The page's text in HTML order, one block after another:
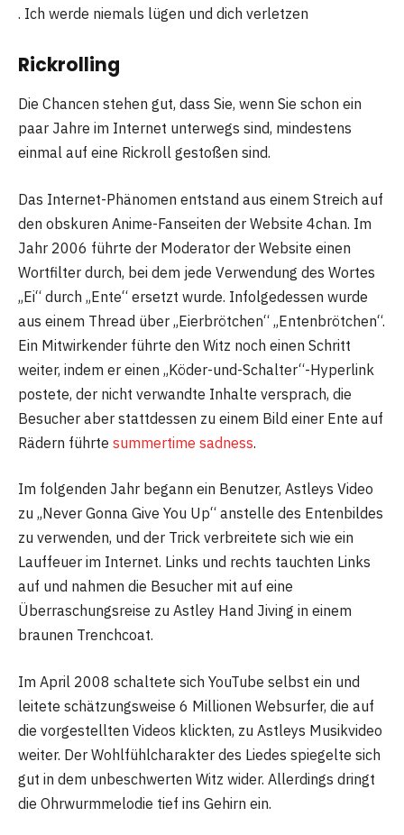
. Ich werde niemals lügen und dich verletzen
Rickrolling
Die Chancen stehen gut, dass Sie, wenn Sie schon ein
paar Jahre im Internet unterwegs sind, mindestens
einmal auf eine Rickroll gestoßen sind.
Das Internet-Phänomen entstand aus einem Streich auf
den obskuren Anime-Fanseiten der Website 4chan. Im
Jahr 2006 führte der Moderator der Website einen
Wortfilter durch, bei dem jede Verwendung des Wortes
„Ei“ durch „Ente“ ersetzt wurde. Infolgedessen wurde
aus einem Thread über „Eierbrötchen“ „Entenbrötchen“.
Ein Mitwirkender führte den Witz noch einen Schritt
weiter, indem er einen „Köder-und-Schalter“-Hyperlink
postete, der nicht verwandte Inhalte versprach, die
Besucher aber stattdessen zu einem Bild einer Ente auf
Rädern führte summertime sadness.
Im folgenden Jahr begann ein Benutzer, Astleys Video
zu „Never Gonna Give You Up“ anstelle des Entenbildes
zu verwenden, und der Trick verbreitete sich wie ein
Lauffeuer im Internet. Links und rechts tauchten Links
auf und nahmen die Besucher mit auf eine
Überraschungsreise zu Astley Hand Jiving in einem
braunen Trenchcoat.
Im April 2008 schaltete sich YouTube selbst ein und
leitete schätzungsweise 6 Millionen Websurfer, die auf
die vorgestellten Videos klickten, zu Astleys Musikvideo
weiter. Der Wohlfühlcharakter des Liedes spiegelte sich
gut in dem unbeschwerten Witz wider. Allerdings dringt
die Ohrwurmmelodie tief ins Gehirn ein.